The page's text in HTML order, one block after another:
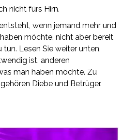
nicht fürs Hirn.
wenn jemand mehr und
möchte, nicht aber bereit
tun. Lesen Sie weiter unten,
ist, anderen
man haben möchte. Zu
Diebe und Betrüger.